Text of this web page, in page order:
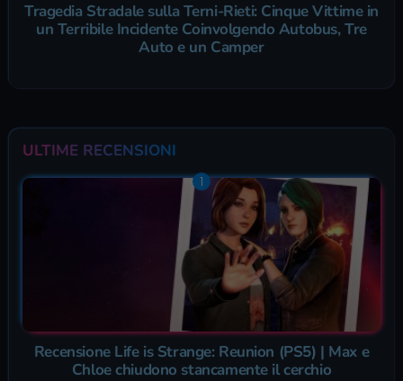
Tragedia Stradale sulla Terni-Rieti: Cinque Vittime in
un Terribile Incidente Coinvolgendo Autobus, Tre
Auto e un Camper
ULTIME RECENSIONI
Recensione Life is Strange: Reunion (PS5) | Max e
Chloe chiudono stancamente il cerchio